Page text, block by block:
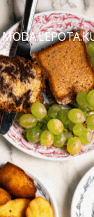
MODA.LEPOTA.